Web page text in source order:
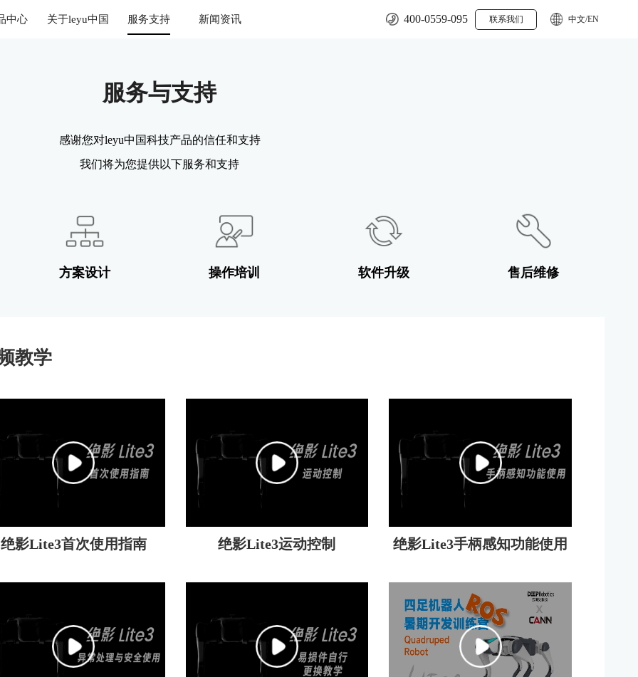
中心 关于leyu中国 服务支持 新闻资讯 400-0559-095 联系我们 中文/EN
服务与支持
感谢您对leyu中国科技产品的信任和支持
我们将为您提供以下服务和支持
方案设计 操作培训 软件升级 售后维修
教学
绝影Lite3首次使用指南 绝影Lite3运动控制 绝影Lite3手柄感知功能使用